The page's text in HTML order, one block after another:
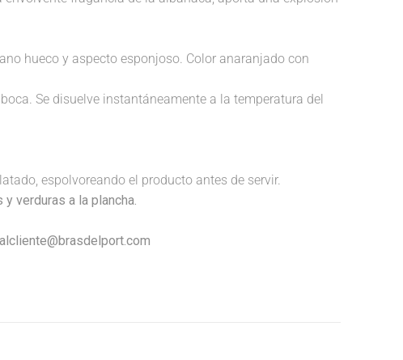
hueco y aspecto esponjoso. Color anaranjado con
Se disuelve instantáneamente a la temperatura del
espolvoreando el producto antes de servir.
verduras a la plancha.